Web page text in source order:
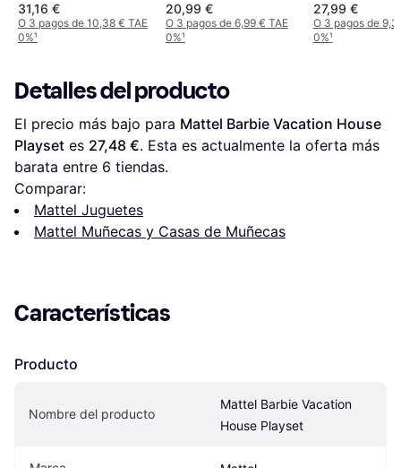
31,16 €
O 3 pagos de 10,38 € TAE
0%¹
20,99 €
O 3 pagos de 6,99 € TAE
0%¹
27,99 €
O 3 pagos de
0%¹
Detalles del producto
El precio más bajo para Mattel Barbie Vacation House
Playset es 27,48 €. Esta es actualmente la oferta más
barata entre 6 tiendas.
Comparar:
Mattel Juguetes
Mattel Muñecas y Casas de Muñecas
Características
Producto
Nombre del producto
Mattel Barbie Vacation
House Playset